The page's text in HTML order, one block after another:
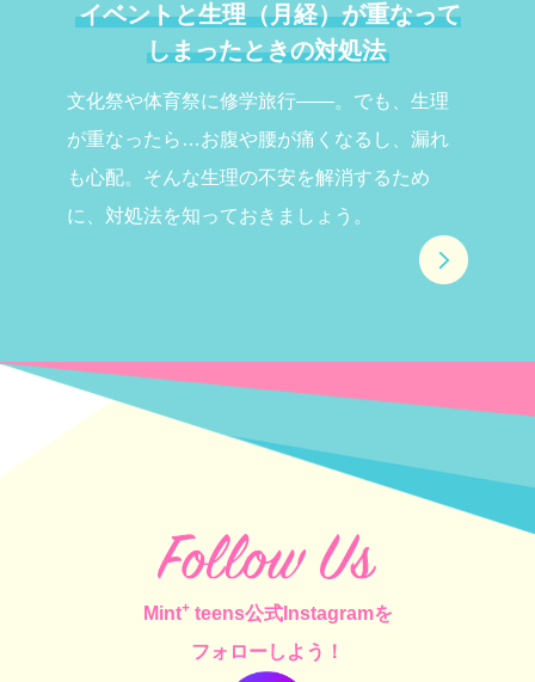
イベントと生理（月経）が重なって
しまったときの対処法
文化祭や体育祭に修学旅行――。でも、生理
が重なったら…お腹や腰が痛くなるし、漏れ
も心配。そんな生理の不安を解消するため
に、対処法を知っておきましょう。
Mint+teens公式Instagramを
フォローしよう！